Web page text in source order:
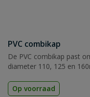
PVC combikap
De PVC combikap past
diameter 110, 125 en
Op voorraad